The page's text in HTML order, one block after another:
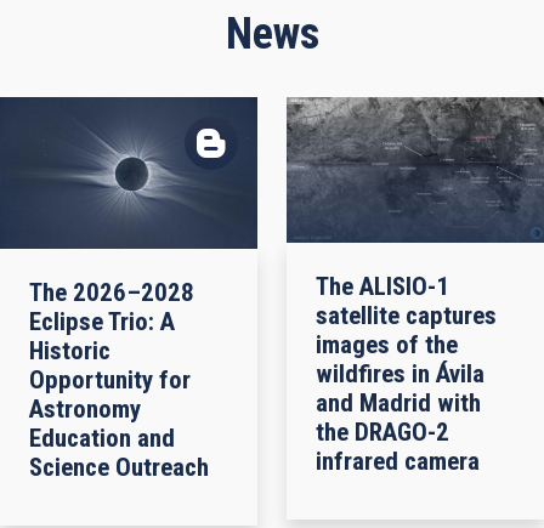
News
The 2026–2028
Eclipse Trio: A
Historic
Opportunity for
Astronomy
Education and
Science Outreach
The ALISIO-1
satellite captures
images of the
wildfires in Ávila
and Madrid with
the DRAGO-2
infrared camera